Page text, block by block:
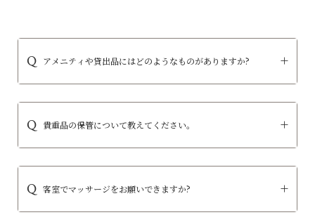
アメニティや貸出品にはどのようなものがありますか?
貴重品の保管について教えてください。
客室でマッサージをお願いできますか?